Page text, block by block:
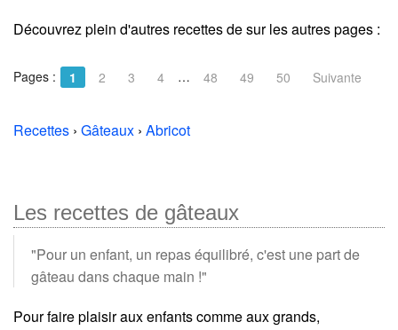
Découvrez plein d'autres recettes desur les autres pages :
Pages : 1 2 3 4 … 48 49 50 Suivante
Recettes › Gâteaux › Abricot
Les recettes de gâteaux
"Pour un enfant, un repas équilibré, c'est une part de
gâteau dans chaque main !"
Pour faire plaisir aux enfants comme aux grands,